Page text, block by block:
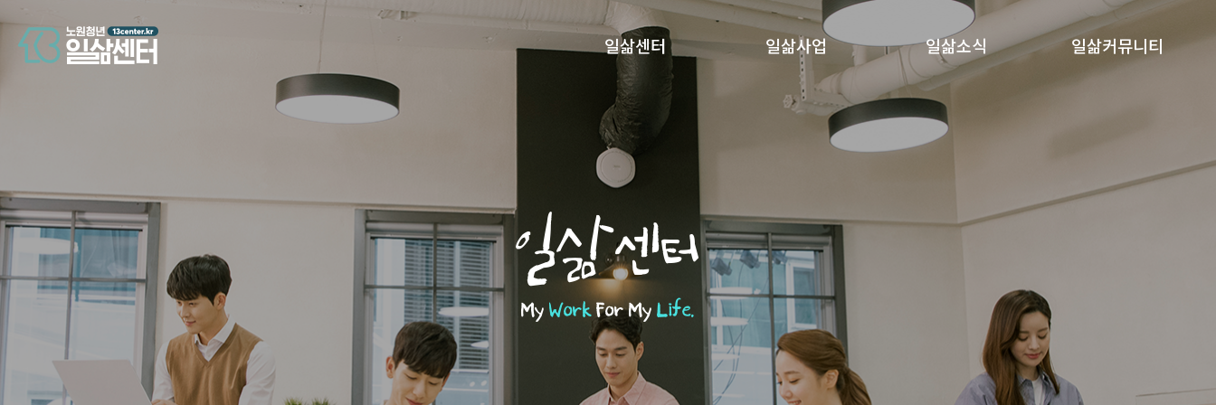
일삶센터 일삶사업 일삶소식 일삶커뮤니티
일삶센터
MyWorkFor MyLife.